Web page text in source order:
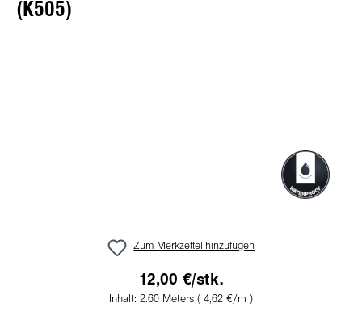
(K505)
Zum Merkzettel hinzufügen
12,00 €/stk.
Inhalt: 2.60 Meters ( 4,62 €/m )